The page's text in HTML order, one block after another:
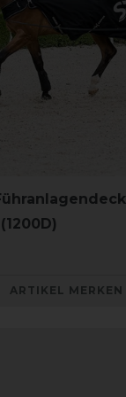
ARTIKEL MERKEN